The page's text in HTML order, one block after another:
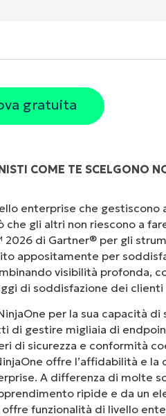
gratuita
COME TE SCELGONO
enterprise che gestiscono
gli altri non riescono a
2026 di Gartner® per gli
appositamente per
visibilità profonda,
di soddisfazione dei
per la sua capacità di
di gestire migliaia di
di sicurezza e conformità
offre l’affidabilità e la
A differenza di molte
ripide e da un
funzionalità di livello
bisogno di 10-15 strumenti diversi
sua interfaccia centralizzata.
lavorative."